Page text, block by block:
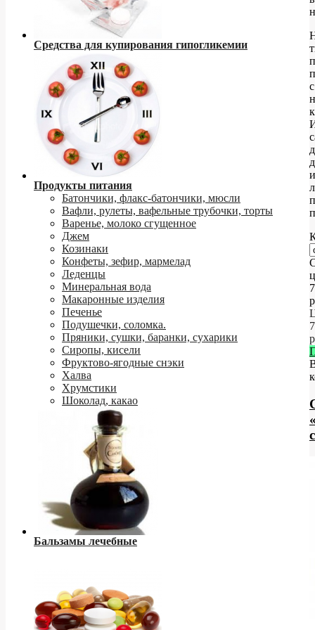
Средства для купирования гипогликемии
Продукты питания
Батончики, флакс-батончики, мюсли
Вафли, рулеты, вафельные трубочки, торты
Варенье, молоко сгущенное
Джем
Козинаки
Конфеты, зефир, мармелад
Леденцы
Минеральная вода
Макаронные изделия
Печенье
Подушечки, соломка.
Пряники, сушки, баранки, сухарики
Сиропы, кисели
Фруктово-ягодные снэки
Халва
Хрумстики
Шоколад, какао
Бальзамы лечебные
с
и